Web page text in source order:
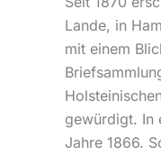
Lande, in
mit einem
gewürdigt. In
Jahre 1866.